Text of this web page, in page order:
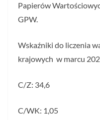
Papierów
GPW.
Wskaźniki do liczenia
krajowych w marcu
C/Z: 34,6
C/WK: 1,05